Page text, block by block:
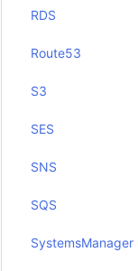
RDS
Route53
S3
SES
SNS
SQS
SystemsManager